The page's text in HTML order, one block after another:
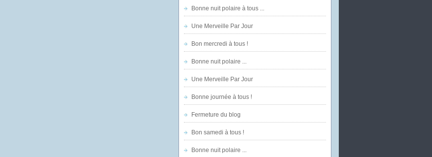
Bonne nuit polaire à tous ...
Une Merveille Par Jour
Bon mercredi à tous !
Bonne nuit polaire ...
Une Merveille Par Jour
Bonne journée à tous !
Fermeture du blog
Bon samedi à tous !
Bonne nuit polaire ...